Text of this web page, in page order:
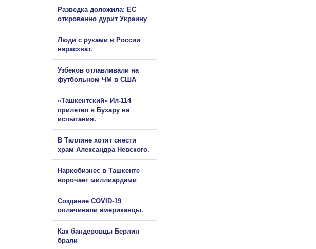
Разведка доложила: ЕС
откровенно дурит Украину
Люди с руками в России
нарасхват.
Узбеков отлавливали на
футбольном ЧМ в США
«Ташкентский» Ил-114
прилетел в Бухару на
испытания.
В Таллине хотят снести
храм Александра Невского.
Наркобизнес в Ташкенте
ворочает миллиардами
Создание COVID-19
оплачивали американцы.
Как бандеровцы Берлин
брали